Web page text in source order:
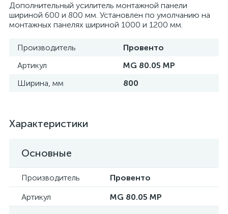
Дополнительный усилитель монтажной панели
шириной 600 и 800 мм. Установлен по умолчанию на
монтажных панелях шириной 1000 и 1200 мм.
Производитель
Провенто
Артикул
MG 80.05 MP
Ширина, мм
800
Характеристики
Основные
Производитель
Провенто
Артикул
MG 80.05 MP